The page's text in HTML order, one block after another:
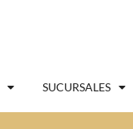
SUCURSALES